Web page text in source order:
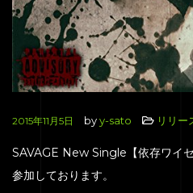
2015年11月5日 byy-sato リリー
SAVAGE New Single【依存ワイ
参加しております。